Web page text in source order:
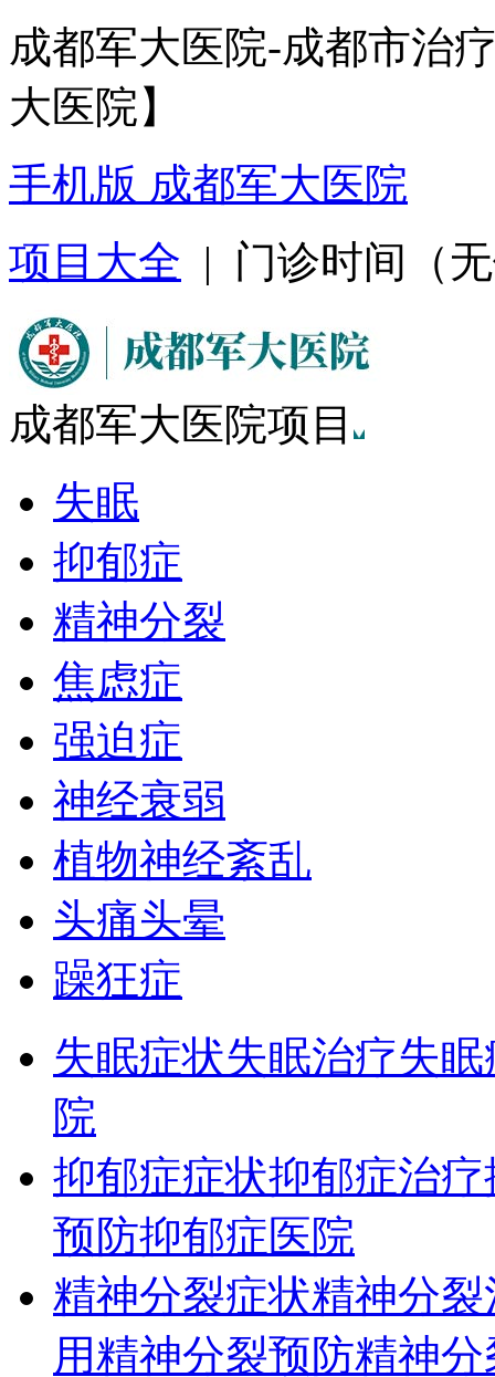
成都军大医院-成都市治
大医院】
手机版 成都军大医院
项目大全 | 门诊时间（
成都军大医院项目
失眠
抑郁症
精神分裂
焦虑症
强迫症
神经衰弱
植物神经紊乱
头痛头晕
躁狂症
失眠症状失眠治疗失
院
抑郁症症状抑郁症治疗
预防抑郁症医院
精神分裂症状精神分裂
用精神分裂预防精神